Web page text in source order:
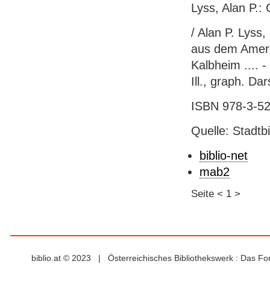
Lyss, Alan P.:
/ Alan P.
aus dem
Kalbheim ....
Ill., graph.
ISBN 978-3-
Quelle:
biblio-net
mab2
Seite < 1 >
biblio.at © 2023 | Österreichisches Bibliothekswerk : Das